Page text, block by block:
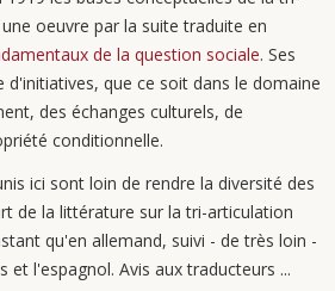
oeuvre par la suite traduite en
de la question sociale. Ses
d'initiatives, que ce soit dans le domaine
des échanges culturels, de
conditionnelle.
ici sont loin de rendre la diversité des
de la littérature sur la tri-articulation
qu'en allemand, suivi - de très loin -
et l'espagnol. Avis aux traducteurs ...